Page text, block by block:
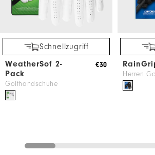
Schnellzugriff
WeatherSof 2-
Pack
Golfhandschuhe
€30
Herren